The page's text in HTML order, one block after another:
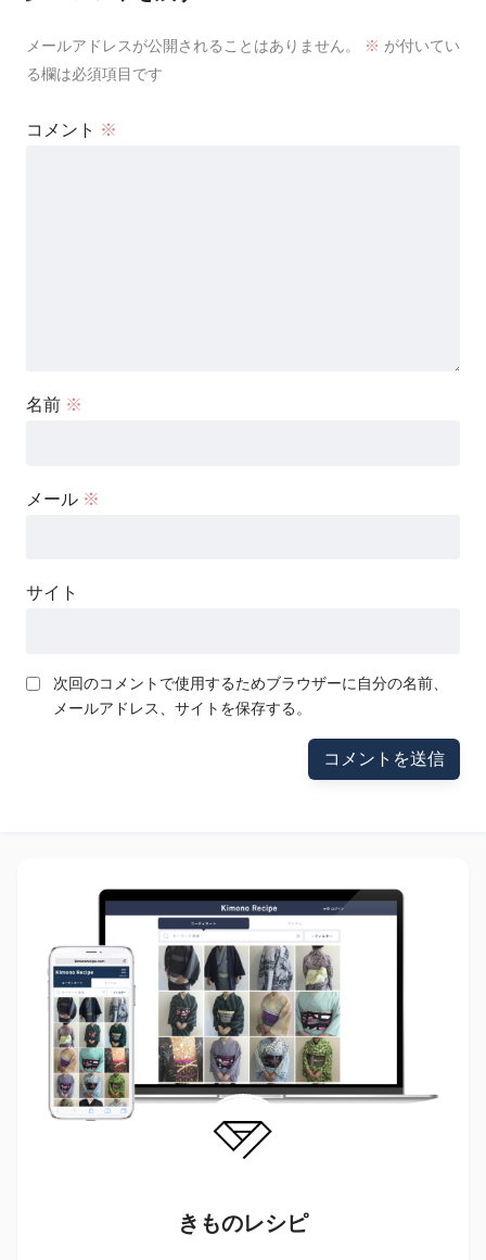
メールアドレスが公開されることはありません。 ※ が付いてい
る欄は必須項目です
コメント ※
名前 ※
メール ※
サイト
次回のコメントで使用するためブラウザーに自分の名前、
メールアドレス、サイトを保存する。
きものレシピ